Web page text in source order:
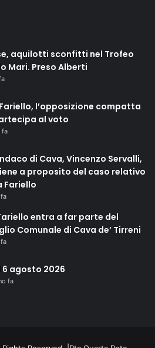
aquilotti sconfitti nel Trofeo
Mari. Preso Alberti
l’opposizione compatta
al voto
fa
di Cava, Vincenzo Servalli,
a proposito del caso relativo
Fariello
entra a far parte del
Comunale di Cava de’ Tirreni
6 agosto 2026
fa